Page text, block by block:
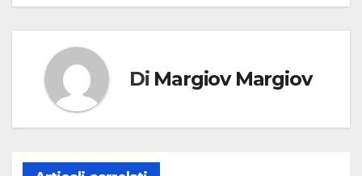
Di Margiov Margiov